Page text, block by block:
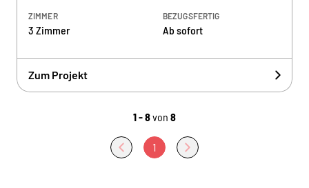
ZIMMER
3 Zimmer
BEZUGSFERTIG
Ab sofort
Zum Projekt
1 - 8von 8
1